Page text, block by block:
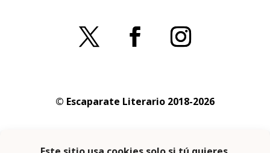
© Escaparate Literario 2018-2026